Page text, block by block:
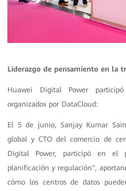
Liderazgo de pensamiento en la
Huawei Digital Power
organizados por DataCloud:
El 5 de junio, Sanjay Kumar
global y CTO del comercio de
Digital Power, participó en el
planificación y regulación",
cómo los centros de datos